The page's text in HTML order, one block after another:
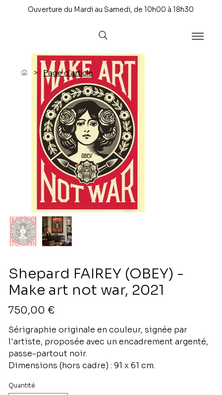
Ouverture du Mardi au Samedi, de 10h00 à 18h30
Shepard FAIREY (OBEY) -
Make art not war, 2021
Prix
750,00 €
Sérigraphie originale en couleur, signée par
l'artiste, proposée avec un encadrement argenté,
passe-partout noir.
Dimensions (hors cadre) : 91 x 61 cm.
Quantité
> Page d'article